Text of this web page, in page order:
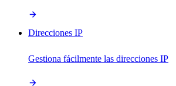
Direcciones IP
Gestiona fácilmente las direcciones IP